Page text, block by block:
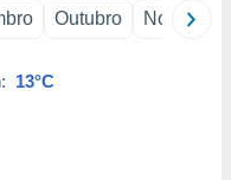
Outubro Novembro
13°C